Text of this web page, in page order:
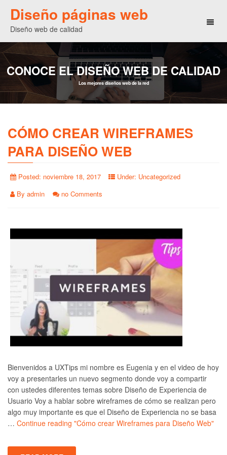
Diseño páginas web
Diseño web de calidad
CONOCE EL DISEÑO WEB DE CALIDAD
Los mejores diseños web de la red
CÓMO CREAR WIREFRAMES
PARA DISEÑO WEB
Posted: noviembre 18, 2017 Under: Uncategorized
By admin no Comments
Bienvenidos a UXTips mi nombre es Eugenia y en el video de hoy
voy a presentarles un nuevo segmento donde voy a compartir
con ustedes diferentes temas sobre Diseño de Experiencia de
Usuario Voy a hablar sobre wireframes de cómo se realizan pero
algo muy importante es que el Diseño de Experiencia no se basa
… Continue reading "Cómo crear Wireframes para Diseño Web"